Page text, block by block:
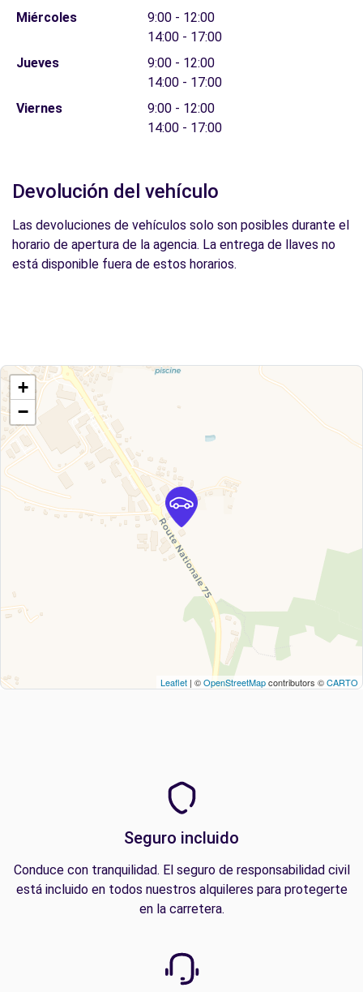
Miércoles
9:00 - 12:00
14:00 - 17:00
Jueves
9:00 - 12:00
14:00 - 17:00
Viernes
9:00 - 12:00
14:00 - 17:00
Devolución del vehículo
Las devoluciones de vehículos solo son posibles durante el
horario de apertura de la agencia. La entrega de llaves no
está disponible fuera de estos horarios.
+
−
Leaflet | ©OpenStreetMapcontributors ©CARTO
Seguro incluido
Conduce con tranquilidad. El seguro de responsabilidad civil
está incluido en todos nuestros alquileres para protegerte
en la carretera.